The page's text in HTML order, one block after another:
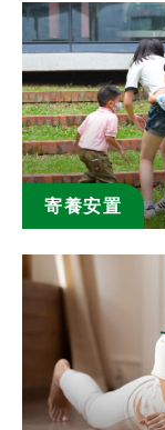
寄養安置